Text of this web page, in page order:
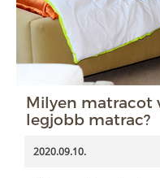
Milyen matracot
legjobb matrac?
2020.09.10.